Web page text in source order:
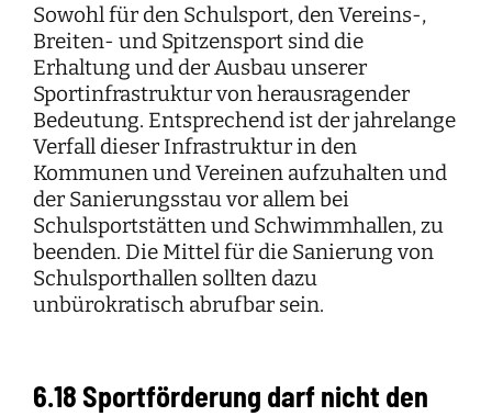
Sowohl für den Schulsport, den Vereins-,
Breiten- und Spitzensport sind die
Erhaltung und der Ausbau unserer
Sportinfrastruktur von herausragender
Bedeutung. Entsprechend ist der jahrelange
Verfall dieser Infrastruktur in den
Kommunen und Vereinen aufzuhalten und
der Sanierungsstau vor allem bei
Schulsportstätten und Schwimmhallen, zu
beenden. Die Mittel für die Sanierung von
Schulsporthallen sollten dazu
unbürokratisch abrufbar sein.
6.18 Sportförderung darf nicht den